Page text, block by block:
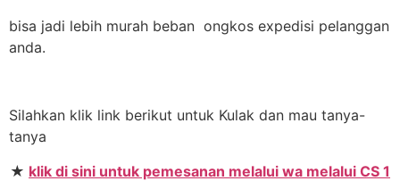
bisa jadi lebih murah beban ongkos expedisi pelanggan
anda.
Silahkan klik link berikut untuk Kulak dan mau tanya-
tanya
★ klik di sini untuk pemesanan melalui wa melalui CS 1